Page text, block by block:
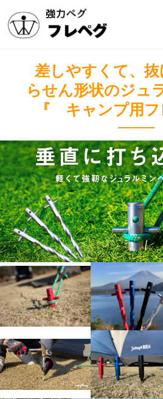
差しやすくて、抜
らせん形状のジュ
『 キャンプ用